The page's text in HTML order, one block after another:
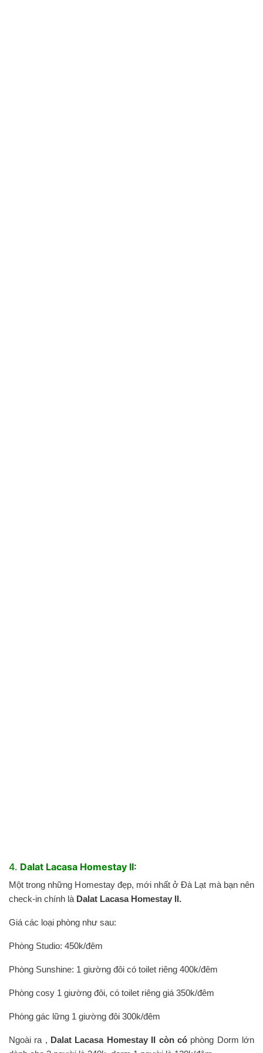
4. Dalat Lacasa Homestay II:
Một trong những Homestay đẹp, mới nhất ở Đà Lạt mà bạn nên
check-in chính là Dalat Lacasa Homestay II.
Giá các loại phòng như sau:
Phòng Studio: 450k/đêm
Phòng Sunshine: 1 giường đôi có toilet riêng 400k/đêm
Phòng cosy 1 giường đôi, có toilet riêng giá 350k/đêm
Phòng gác lững 1 giường đôi 300k/đêm
Ngoài ra , Dalat Lacasa Homestay II còn có phòng Dorm lớn